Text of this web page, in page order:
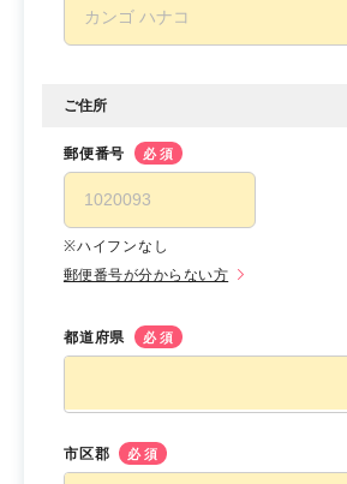
ご住所
郵便番号 必須
※ハイフンなし
郵便番号が分からない方
都道府県 必須
市区郡 必須